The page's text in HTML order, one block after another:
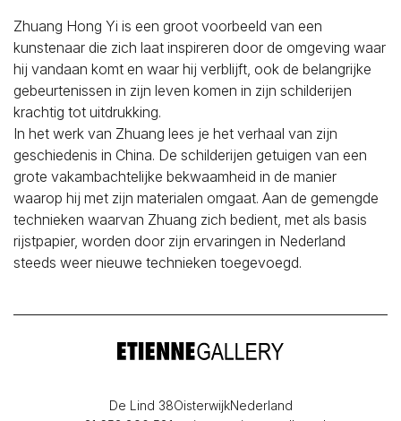
Zhuang Hong Yi is een groot voorbeeld van een
kunstenaar die zich laat inspireren door de omgeving waar
hij vandaan komt en waar hij verblijft, ook de belangrijke
gebeurtenissen in zijn leven komen in zijn schilderijen
krachtig tot uitdrukking.
In het werk van Zhuang lees je het verhaal van zijn
geschiedenis in China. De schilderijen getuigen van een
grote vakambachtelijke bekwaamheid in de manier
waarop hij met zijn materialen omgaat. Aan de gemengde
technieken waarvan Zhuang zich bedient, met als basis
rijstpapier, worden door zijn ervaringen in Nederland
steeds weer nieuwe technieken toegevoegd.
De Lind 38OisterwijkNederland